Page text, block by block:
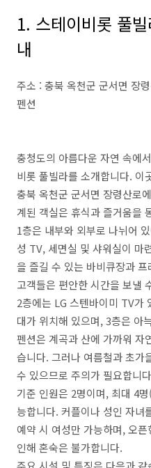
1. 스테이비롯 풀
내
주소 : 충북 옥천군 군서면 장
펜션
충청도의 아름다운 자연 속에
비롯 풀빌라를 소개합니다. 이
충북 옥천군 군서면 장령산로
계된 객실은 휴식과 즐거움을
1층은 내부와 외부로 나뉘어
성 TV, 세면실 및 샤워실이 마
을 즐길 수 있는 바비큐장과
고객들은 편안한 시간을 보낼
2층에는 LG 스텐바이미 TV가
대가 위치해 있으며, 3층은 아
펜션은 계곡과 산에 가까워 자
습니다. 그러나 여름철과 초가
수 있으므로 주의가 필요합니
기준 인원은 2명이며, 최대 4
능합니다. 커플이나 성인 자녀
예약 시 여성만 가능하며, 오
인해 혼숙은 불가합니다.